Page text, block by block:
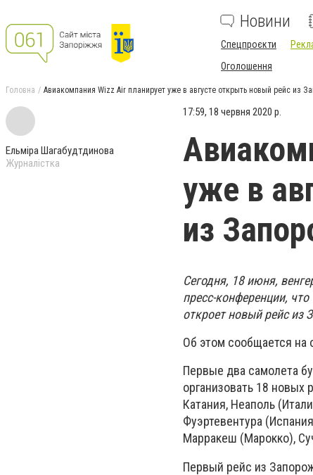
Новини
Спецпроєкти
Оголошення
Головна Авиакомпания Wizz Air планирует уже в августе открыть новый рейс из
Ельміра Шагабудтдинова
Журналістка
17:59, 18 червня 2020 р.
уже в
из
Сегодня, 18 июня,
пресс-конференции,
откроет новый рейс из
Об этом сообщается на
Первые два самолета
организовать 18 новых
Катания, Неаполь
Фуэртевентура
Марракеш (Марокко),
Первый рейс из